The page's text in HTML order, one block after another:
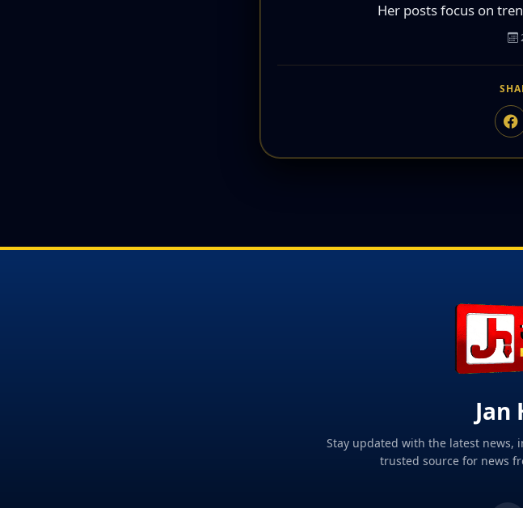
Her posts focus on
Jan
Stay updated with the latest news,
trusted source for news